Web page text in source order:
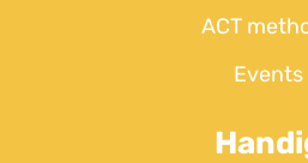
ACT
Events